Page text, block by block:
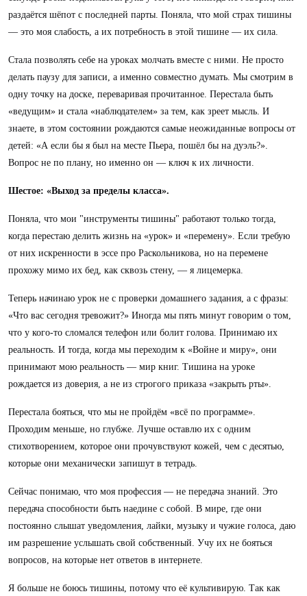
раздаётся шёпот с последней парты. Поняла, что мой страх тишины
— это моя слабость, а их потребность в этой тишине — их сила.
Стала позволять себе на уроках молчать вместе с ними. Не просто
делать паузу для записи, а именно совместно думать. Мы смотрим в
одну точку на доске, переваривая прочитанное. Перестала быть
«ведущим» и стала «наблюдателем» за тем, как зреет мысль. И
знаете, в этом состоянии рождаются самые неожиданные вопросы от
детей: «А если бы я был на месте Пьера, пошёл бы на дуэль?».
Вопрос не по плану, но именно он — ключ к их личности.
Шестое: «Выход за пределы класса».
Поняла, что мои "инструменты тишины" работают только тогда,
когда перестаю делить жизнь на «урок» и «перемену». Если требую
от них искренности в эссе про Раскольникова, но на перемене
прохожу мимо их бед, как сквозь стену, — я лицемерка.
Теперь начинаю урок не с проверки домашнего задания, а с фразы:
«Что вас сегодня тревожит?» Иногда мы пять минут говорим о том,
что у кого-то сломался телефон или болит голова. Принимаю их
реальность. И тогда, когда мы переходим к «Войне и миру», они
принимают мою реальность — мир книг. Тишина на уроке
рождается из доверия, а не из строгого приказа «закрыть рты».
Перестала бояться, что мы не пройдём «всё по программе».
Проходим меньше, но глубже. Лучше оставлю их с одним
стихотворением, которое они прочувствуют кожей, чем с десятью,
которые они механически запишут в тетрадь.
Сейчас понимаю, что моя профессия — не передача знаний. Это
передача способности быть наедине с собой. В мире, где они
постоянно слышат уведомления, лайки, музыку и чужие голоса, даю
им разрешение услышать свой собственный. Учу их не бояться
вопросов, на которые нет ответов в интернете.
Я больше не боюсь тишины, потому что её культивирую. Так как